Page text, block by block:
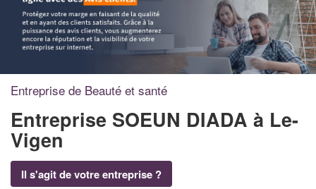
Entreprise de Beauté et santé
Entreprise SOEUN DIADA à Le-
Vigen
Il s'agit de votre entreprise ?